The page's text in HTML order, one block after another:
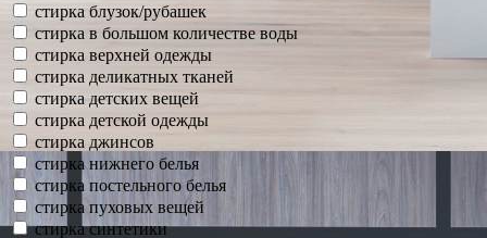
стирка блузок/рубашек
стирка в большом количестве воды
стирка верхней одежды
стирка деликатных тканей
стирка детских вещей
стирка детской одежды
стирка джинсов
стирка нижнего белья
стирка постельного белья
стирка пуховых вещей
стирка синтетики